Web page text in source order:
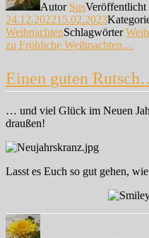
Autor SusVeröffentlicht
24.12.202215.02.2023
WeihnachtenSchlagwörter
zu Fröhliche Weihnachten…
Einen guten
… und viel Glück im Neuen
draußen!
Lasst es Euch so gut gehen,